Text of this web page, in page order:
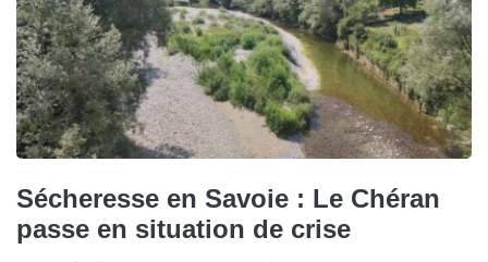
Sécheresse en Savoie : Le Chéran
passe en situation de crise